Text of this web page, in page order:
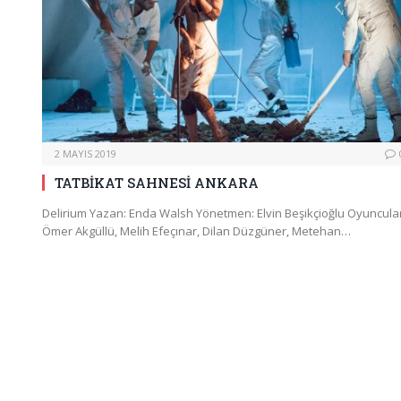
2 MAYIS 2019
TATBİKAT SAHNESİ ANKARA
Delirium Yazan: Enda Walsh Yönetmen: Elvin Beşikçioğlu
Ömer Akgüllü, Melih Efeçınar, Dilan Düzgüner, Metehan…